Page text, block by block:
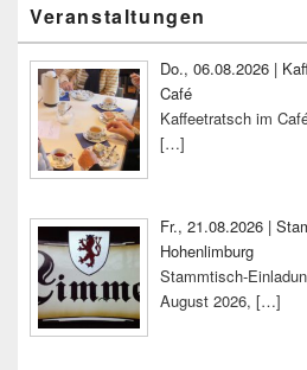
Seitenleisten-
Widgetbereich
Veranstaltungen
Do., 06.08.2026 |
Café
Kaffeetratsch im
[…]
Fr., 21.08.2026 |
Hohenlimburg
Stammtisch-
August 2026, […]